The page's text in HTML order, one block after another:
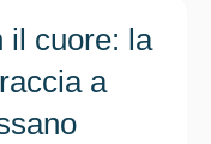
il cuore: la
a